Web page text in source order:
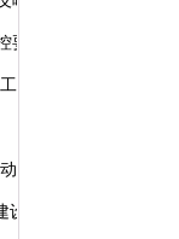
点
作...
者...